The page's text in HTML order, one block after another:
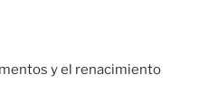
y el renacimiento